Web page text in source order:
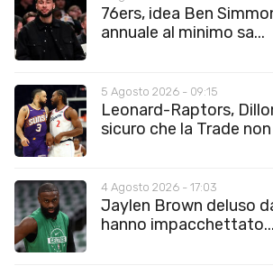
76ers, idea Ben
annuale al minimo sa...
5 Agosto 2026 - 09:15
Leonard-Raptors,
sicuro che la Trade non
4 Agosto 2026 - 17:03
Jaylen Brown deluso
hanno impacchettato...